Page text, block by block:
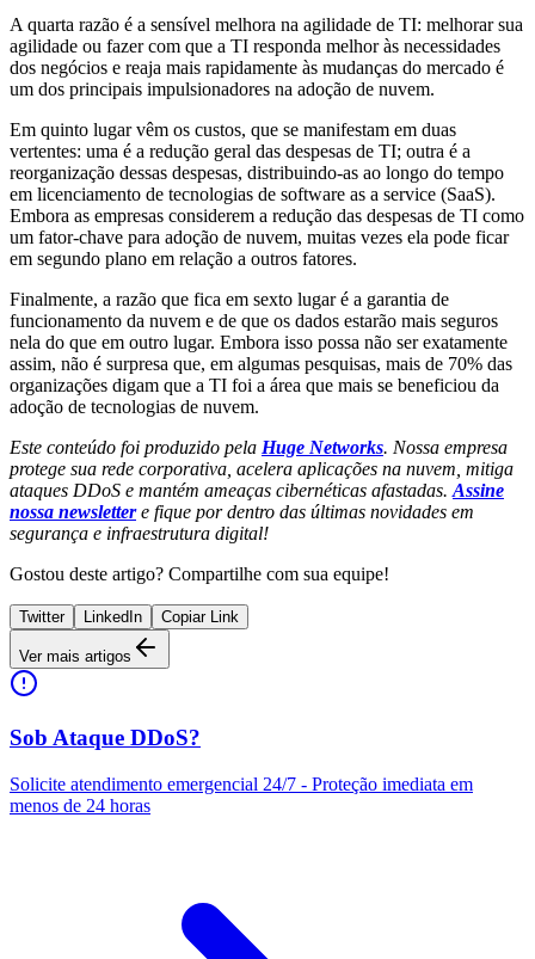
A quarta razão é a sensível melhora na agilidade de TI: melhorar sua
agilidade ou fazer com que a TI responda melhor às necessidades
dos negócios e reaja mais rapidamente às mudanças do mercado é
um dos principais impulsionadores na adoção de nuvem.
Em quinto lugar vêm os custos, que se manifestam em duas
vertentes: uma é a redução geral das despesas de TI; outra é a
reorganização dessas despesas, distribuindo-as ao longo do tempo
em licenciamento de tecnologias de software as a service (SaaS).
Embora as empresas considerem a redução das despesas de TI como
um fator-chave para adoção de nuvem, muitas vezes ela pode ficar
em segundo plano em relação a outros fatores.
Finalmente, a razão que fica em sexto lugar é a garantia de
funcionamento da nuvem e de que os dados estarão mais seguros
nela do que em outro lugar. Embora isso possa não ser exatamente
assim, não é surpresa que, em algumas pesquisas, mais de 70% das
organizações digam que a TI foi a área que mais se beneficiou da
adoção de tecnologias de nuvem.
Este conteúdo foi produzido pela Huge Networks. Nossa empresa
protege sua rede corporativa, acelera aplicações na nuvem, mitiga
ataques DDoS e mantém ameaças cibernéticas afastadas. Assine
nossa newslettere fique por dentro das últimas novidades em
segurança e infraestrutura digital!
Gostou deste artigo? Compartilhe com sua equipe!
Twitter LinkedIn Copiar Link
Ver mais artigos
Sob Ataque DDoS?
Solicite atendimento emergencial 24/7 - Proteção imediata em
menos de 24 horas